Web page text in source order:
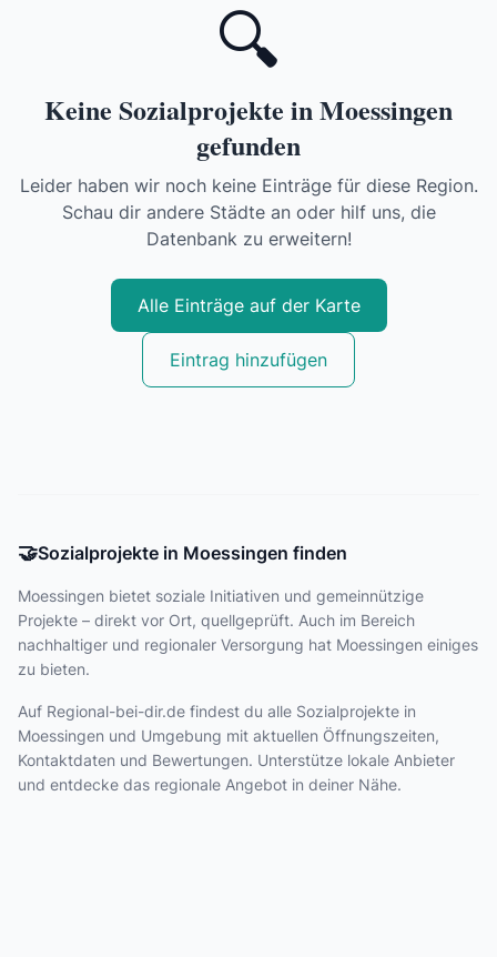
🔍
Keine Sozialprojekte in Moessingen
gefunden
Leider haben wir noch keine Einträge für diese Region.
Schau dir andere Städte an oder hilf uns, die
Datenbank zu erweitern!
Alle Einträge auf der Karte
Eintrag hinzufügen
🤝Sozialprojekte in Moessingen finden
Moessingen bietet soziale Initiativen und gemeinnützige
Projekte – direkt vor Ort, quellgeprüft. Auch im Bereich
nachhaltiger und regionaler Versorgung hat Moessingen einiges
zu bieten.
Auf Regional-bei-dir.de findest du alle Sozialprojekte in
Moessingen und Umgebung mit aktuellen Öffnungszeiten,
Kontaktdaten und Bewertungen. Unterstütze lokale Anbieter
und entdecke das regionale Angebot in deiner Nähe.